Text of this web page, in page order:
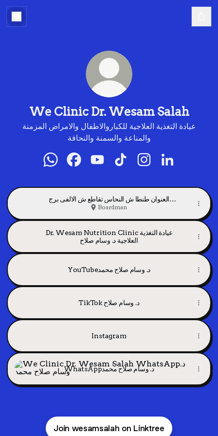
We Clinic Dr. Wesam Salah
عيادة التغذية العلاجية للكباروالاطفال والامراض المزمنة
والمناعة والسمنة والنحافة
العنوان طنطا ش النحاس تقاطع ش الالفى برج
الطوخى الدور الاول
Boardman
Dr. Wesam Nutrition Clinic عيادة التغذية
العلاجية د. وسام صلاح
YouTubeد. وسام صلاح محمد
TikTok د. وسام صلاح
Instagram
WhatsAppد. وسام صلاح محمد
WhatsAppد. وسام صلاح محمد
Join wesamsalah on Linktree